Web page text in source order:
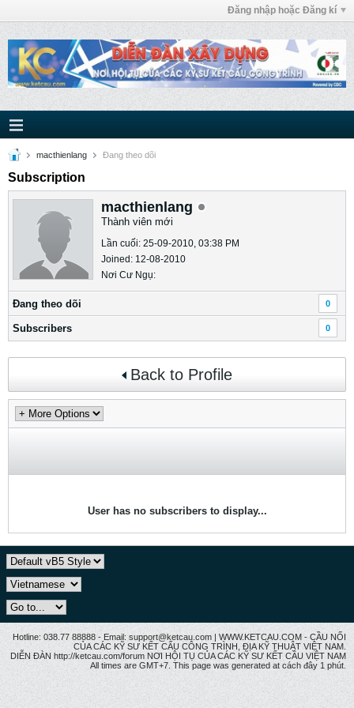
Đăng nhập hoặc Đăng kí
macthienlang Ðang theo dõi
Subscription
macthienlang
Thành viên mới
Lần cuối: 25-09-2010, 03:38 PM
Joined: 12-08-2010
Nơi Cư Ngụ:
Ðang theo dõi 0
Subscribers 0
Back to Profile
User has no subscribers to display...
Hotline: 038.77 88888 - Email: support@ketcau.com | WWW.KETCAU.COM - CẦU NỐI
CỦA CÁC KỸ SƯ KẾT CẤU CÔNG TRÌNH, ĐỊA KỸ THUẬT VIỆT NAM.
DIỄN ĐÀN http://ketcau.com/forum NƠI HỘI TỤ CỦA CÁC KỸ SƯ KẾT CÂU VIỆT NAM
All times are GMT+7. This page was generated at cách đây 1 phút.